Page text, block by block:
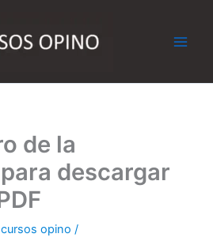
de la
descargar
cursos opino /